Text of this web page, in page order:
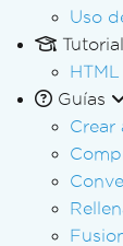
Uso
Guías
Crear